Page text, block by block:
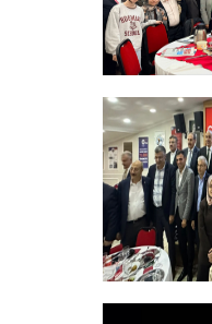
Sadık Ağça
Vakfımızın